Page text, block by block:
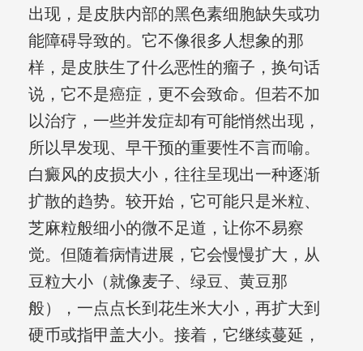
出现，是皮肤内部的黑色素细胞缺失或功
能障碍导致的。它不像很多人想象的那
样，是皮肤生了什么恶性的瘤子，换句话
说，它不是癌症，更不会致命。但若不加
以治疗，一些并发症却有可能悄然出现，
所以早发现、早干预的重要性不言而喻。
白癜风的皮损大小，往往呈现出一种逐渐
扩散的趋势。较开始，它可能只是米粒、
芝麻粒般细小的微不足道，让你不易察
觉。但随着病情进展，它会慢慢扩大，从
豆粒大小（就像麦子、绿豆、黄豆那
般），一点点长到花生米大小，再扩大到
硬币或指甲盖大小。接着，它继续蔓延，